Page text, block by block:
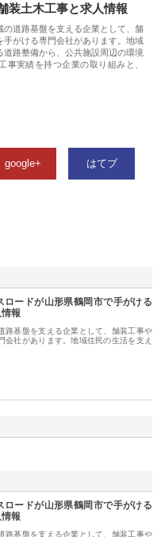
装土木工事と求人情報
の道路基盤を支える企業として、舗
手がける専門会社があります。地域
道路整備から、公共施設周辺の環境
事実績を持つ企業の取り組みと、
google+ はてブ
ロードが山形県鶴岡市で手がける
報
路基盤を支える企業として、舗装工事や
会社があります。地域住民の生活を支え
ロードが山形県鶴岡市で手がける
報
路基盤を支える企業として、舗装工事や